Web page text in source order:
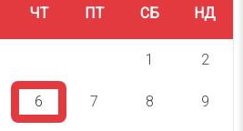
ЧТ ПТ СБ НД
1 2
6 7 8 9